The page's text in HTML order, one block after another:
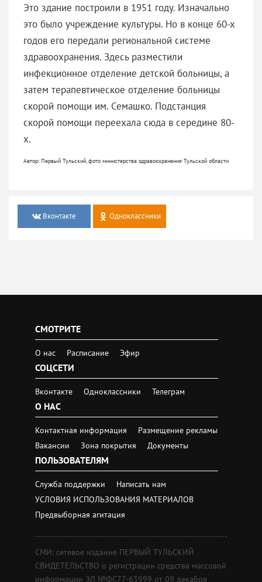
Это здание построили в 1951 году. Изначально
это было учреждение культуры. Но в конце 60-х
годов его передали региональной системе
здравоохранения. Здесь разместили
инфекционное отделение детской больницы, а
затем терапевтическое отделение больницы
скорой помощи им. Семашко. Подстанция
скорой помощи переехала сюда в середине 80-
х.
Автор: Первый Тульский, фото министерства здравоохранения Тульской области
Вконтакте Одноклассники
СМОТРИТЕ
О нас Расписание Эфир
СОЦСЕТИ
Вконтакте Одноклассники Телеграм
О НАС
Контактная информация
Размещение рекламы
Вакансии
Зона покрытия Документы
ПОЛЬЗОВАТЕЛЯМ
Служба поддержки
Написать нам
УСЛОВИЯ ИСПОЛЬЗОВАНИЯ МАТЕРИАЛОВ
Предвыборная агитация
СМИ: сетевое издание ПЕРВЫЙ ТУЛЬСКИЙ
СВИДЕТЕЛЬСТВО о регистрации средства массовой
информации ЭЛ №ФС77-63999 от 09 декабря